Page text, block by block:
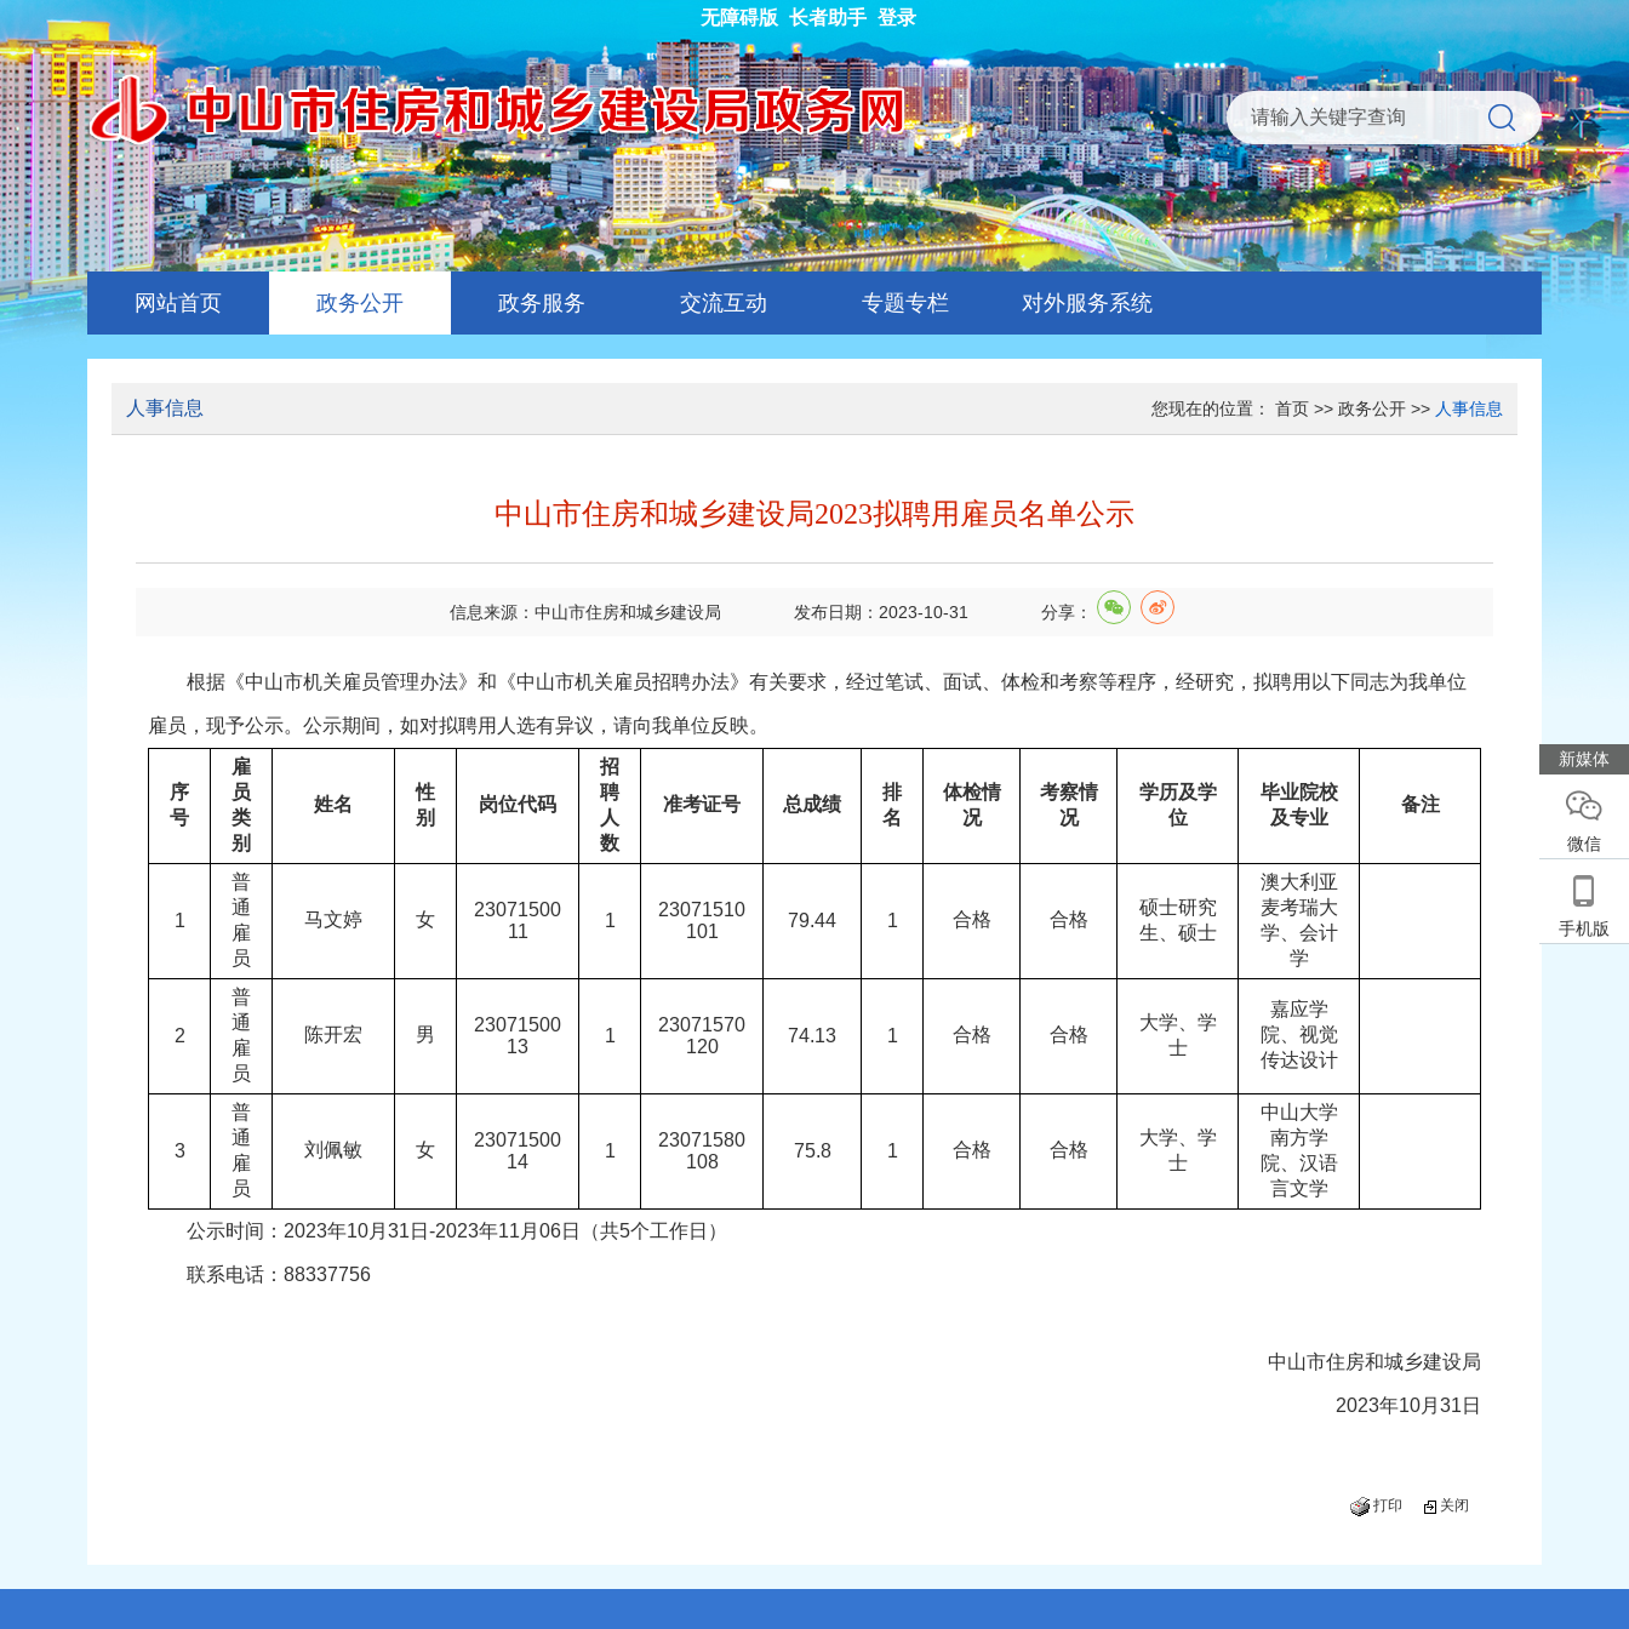
无障碍版 长者助手 登录
网站首页 政务公开 政务服务 交流互动 专题专栏 对外服务系统
人事信息 您现在的位置： 首页 >> 政务公开 >> 人事信息
中山市住房和城乡建设局2023拟聘用雇员名单公示
信息来源：中山市住房和城乡建设局 发布日期：2023-10-31 分享：
根据《中山市机关雇员管理办法》和《中山市机关雇员招聘办法》有关要求，经过笔试、面试、体检和考察等程序，经研究，拟聘用以下同志为我单位
雇员，现予公示。公示期间，如对拟聘用人选有异议，请向我单位反映。
序
号
雇
员
类
别
姓名
性
别
岗位代码
招
聘
人
数
准考证号 总成绩
排
名
体检情
况
考察情
况
学历及学
位
毕业院校
及专业
备注
1
普
通
雇
员
马文婷 女
23071500
11
1
23071510
101
79.44 1 合格 合格
硕士研究
生、硕士
澳大利亚
麦考瑞大
学、会计
学
2
普
通
雇
员
陈开宏 男
23071500
13
1
23071570
120
74.13 1 合格 合格
大学、学
士
嘉应学
院、视觉
传达设计
3
普
通
雇
员
刘佩敏 女
23071500
14
1
23071580
108
75.8 1 合格 合格
大学、学
士
中山大学
南方学
院、汉语
言文学
公示时间：2023年10月31日-2023年11月06日（共5个工作日）
联系电话：88337756
中山市住房和城乡建设局
2023年10月31日
打印 关闭
新媒体
微信
手机版